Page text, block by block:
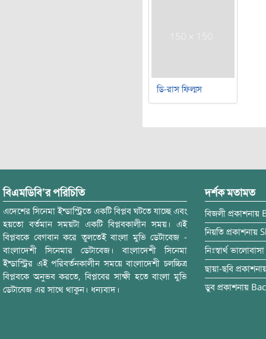
ডি-রাস ফিল্মস
বিএমডিবি’র পরিচিতি
এদেশের সিনেমা ইন্ডাস্ট্রিতে একটি বিপ্লব ঘটতে যাচ্ছে এবং
হয়তো বর্তমান সময়টা একটি বিপ্লবকালীন সময়। এই
বিপ্লবকে বেগবান করে তুলতেই বাংলা মুভি ডেটাবেজ -
বাংলাদেশী সিনেমার ডেটাবেজ। বাংলাদেশী সিনেমা
ইন্ডাস্ট্রির এই পরিবর্তনকালীন সময়ে বাংলাদেশী চলচ্চিত্র
বিপ্লবকে অনুভব করতে, বিপ্লবের সাক্ষী হতে বাংলা মুভি
ডেটাবেজ এর সাথে থাকুন। ধন্যবাদ।
দর্শক মতামত
বিজলী প্রকাশনায়
নিয়তি প্রকাশনায়
নিঃস্বার্থ ভালোবাসা
ছায়া-ছবি
ডুব প্রকাশনায়